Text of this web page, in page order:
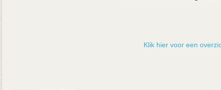
Klik hier voor een